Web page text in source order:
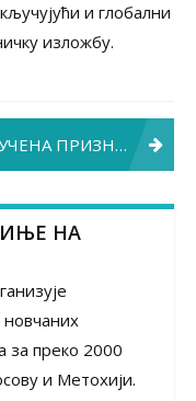
и глобални
изложбу.
ПРИЗНАЊА ПОВОДОМ КРАЉЕВДАНА
НА
за преко 2000
и Метохији.